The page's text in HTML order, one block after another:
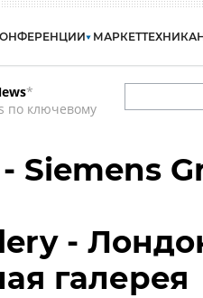
МАРКЕТТЕХНИКА
*
по ключевому
Siemens
-
галерея